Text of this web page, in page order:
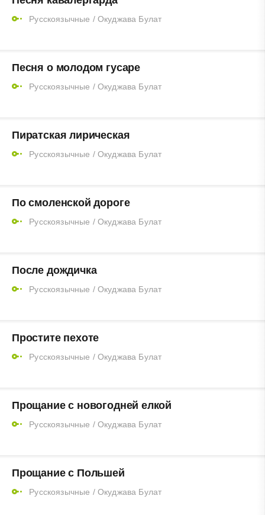
Русскоязычные / Окуджава Булат
Песня о молодом гусаре
Русскоязычные / Окуджава Булат
Пиратская лирическая
Русскоязычные / Окуджава Булат
По смоленской дороге
Русскоязычные / Окуджава Булат
После дождичка
Русскоязычные / Окуджава Булат
Простите пехоте
Русскоязычные / Окуджава Булат
Прощание с новогодней елкой
Русскоязычные / Окуджава Булат
Прощание с Польшей
Русскоязычные / Окуджава Булат